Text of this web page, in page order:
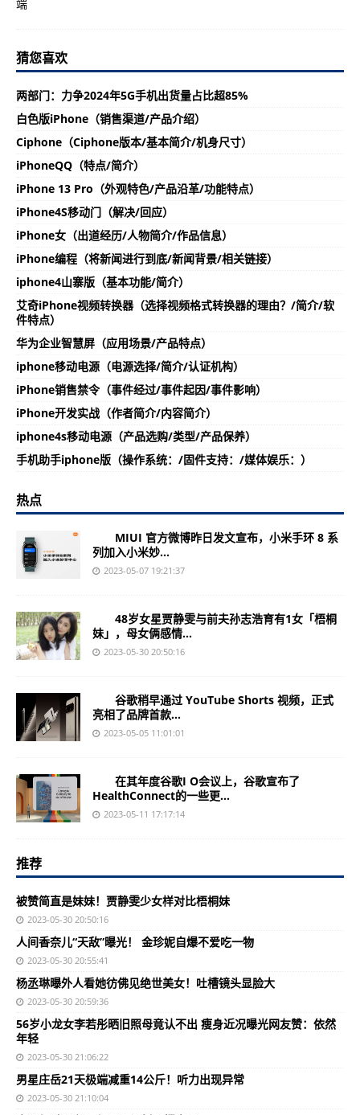
猜您喜欢
两部门：力争2024年5G手机出货量占比超85%
白色版iPhone（销售渠道/产品介绍）
Ciphone（Ciphone版本/基本简介/机身尺寸）
iPhoneQQ（特点/简介）
iPhone 13 Pro（外观特色/产品沿革/功能特点）
iPhone4S移动门（解决/回应）
iPhone女（出道经历/人物简介/作品信息）
iPhone编程（将新闻进行到底/新闻背景/相关链接）
iphone4山寨版（基本功能/简介）
艾奇iPhone视频转换器（选择视频格式转换器的理由？/简介/软
件特点）
华为企业智慧屏（应用场景/产品特点）
iphone移动电源（电源选择/简介/认证机构）
iPhone销售禁令（事件经过/事件起因/事件影响）
iPhone开发实战（作者简介/内容简介）
iphone4s移动电源（产品选购/类型/产品保养）
手机助手iphone版（操作系统：/固件支持：/媒体娱乐：）
热点
MIUI 官方微博昨日发文宣布，小米手环 8 系
列加入小米妙...
2023-05-07 19:21:37
48岁女星贾静雯与前夫孙志浩育有1女「梧桐
妹」，母女俩感情...
2023-05-30 20:50:16
谷歌稍早通过 YouTube Shorts 视频，正式
亮相了品牌首款...
2023-05-05 11:01:01
在其年度谷歌I O会议上，谷歌宣布了
HealthConnect的一些更...
2023-05-11 17:17:14
推荐
被赞简直是妹妹！贾静雯少女样对比梧桐妹
2023-05-30 20:50:16
人间香奈儿“天敌”曝光！ 金珍妮自爆不爱吃一物
2023-05-30 20:55:41
杨丞琳曝外人看她彷佛见绝世美女！吐槽镜头显脸大
2023-05-30 20:59:36
56岁小龙女李若彤晒旧照母竟认不出 瘦身近况曝光网友赞：依然
年轻
2023-05-30 21:06:22
男星庄岳21天极端减重14公斤！听力出现异常
2023-05-30 21:10:04